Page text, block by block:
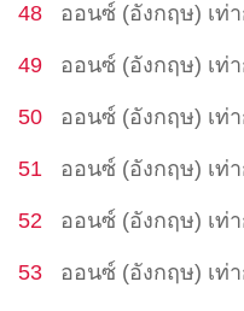
48 ออนซ์ (อังกฤษ) เท่
49 ออนซ์ (อังกฤษ) เท่
50 ออนซ์ (อังกฤษ) เท่
51 ออนซ์ (อังกฤษ) เท่
52 ออนซ์ (อังกฤษ) เท่
53 ออนซ์ (อังกฤษ) เท่